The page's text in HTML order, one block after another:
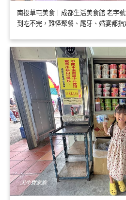
南投草屯美食｜成都生活美食館 老字
到吃不完，難怪聚餐、尾牙、婚宴都指